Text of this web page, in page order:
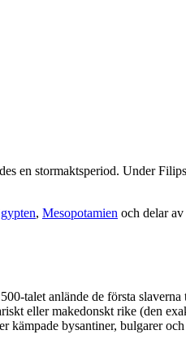
en stormaktsperiod. Under
, Mesopotamien och delar av
talet anlände de första
eller makedonskt rike (den
bysantiner, bulgarer